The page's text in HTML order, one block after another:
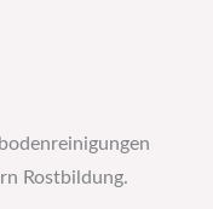
Rostbildung.